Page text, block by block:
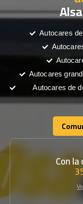
Autocares
Autocares
Autocares de
Con